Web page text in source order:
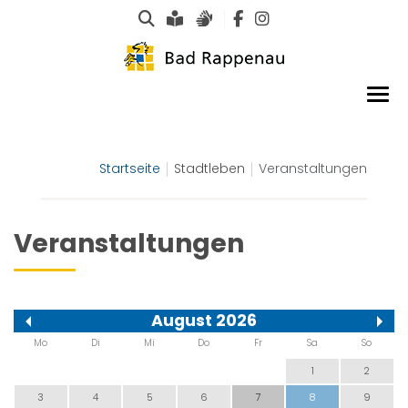
Suche
Leichte Sprache
Gebärdensprachen
Startseite Stadtleben Veranstaltungen
Veranstaltungen
August 2026
Mo Di Mi Do Fr Sa So
1
2
3
4 5 6 7 8
9